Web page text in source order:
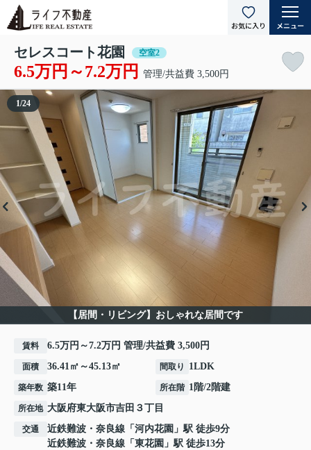
セレスコート花園 空室2
6.5万円～7.2万円 管理/共益費 3,500円
【居間・リビング】おしゃれな居間です
1/24
賃料 6.5万円～7.2万円 管理/共益費 3,500円
面積 36.41㎡～45.13㎡ 間取り 1LDK
築年数 築11年 所在階 1階/2階建
所在地 大阪府東大阪市吉田 ３丁目
交通 近鉄難波・奈良線 「 河内花園 」駅 徒歩9分
近鉄難波・奈良線 「 東花園 」駅 徒歩13分